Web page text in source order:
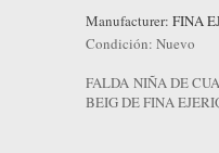
Manufacturer: FINA
Condición: Nuevo
FALDA NIÑA DE
BEIG DE FINA